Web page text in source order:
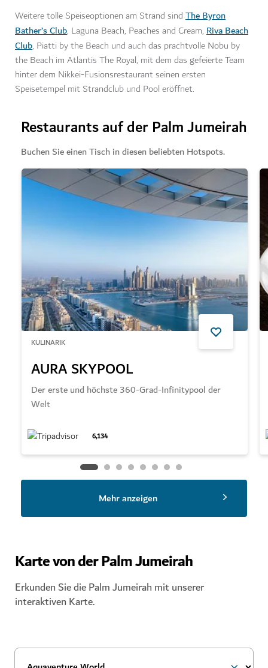
Weitere tolle Speiseoptionen am Strand sind The Byron
Bather’s Club, Laguna Beach, Peaches and Cream, Riva Beach
Club, Piatti by the Beach und auch das prachtvolle Nobu by
the Beach im Atlantis The Royal, mit dem das gefeierte Team
hinter dem Nikkei-Fusionsrestaurant seinen ersten
Speisetempel mit Strandclub und Pool eröffnet.
Restaurants auf der Palm Jumeirah
Buchen Sie einen Tisch in diesen beliebten Hotspots.
KULINARIK
AURA SKYPOOL
Der erste und höchste 360-Grad-Infinitypool der
Welt
6,134
Mehr anzeigen
Karte von der Palm Jumeirah
Erkunden Sie die Palm Jumeirah mit unserer
interaktiven Karte.